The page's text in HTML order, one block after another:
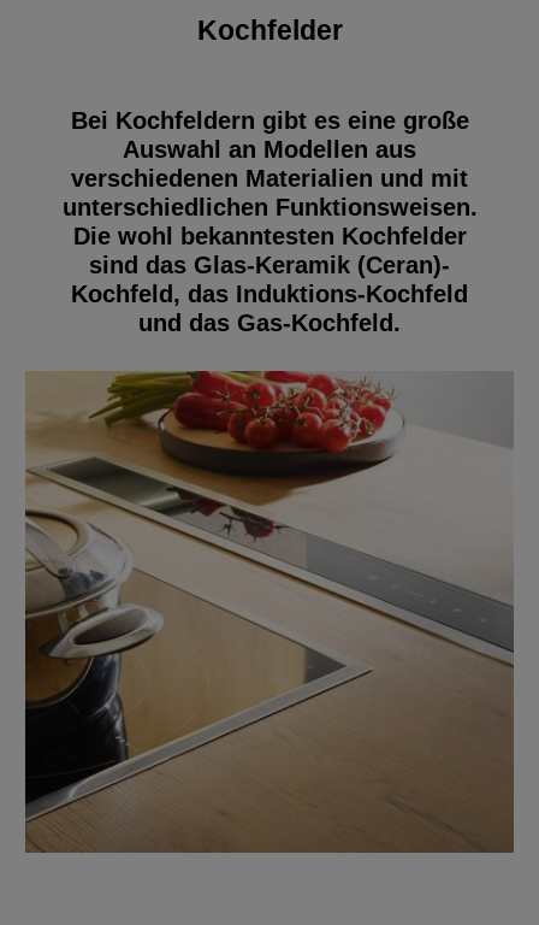
Kochfelder
Bei Kochfeldern gibt es eine große
Auswahl an Modellen aus
verschiedenen Materialien und mit
unterschiedlichen Funktionsweisen.
Die wohl bekanntesten Kochfelder
sind das Glas-Keramik (Ceran)-
Kochfeld, das Induktions-Kochfeld
und das Gas-Kochfeld.